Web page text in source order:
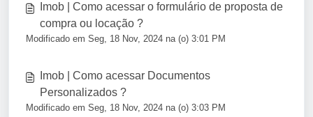
Imob | Como acessar o formulário de proposta de
compra ou locação ?
Modificado em Seg, 18 Nov, 2024 na (o) 3:01 PM
Imob | Como acessar Documentos
Personalizados ?
Modificado em Seg, 18 Nov, 2024 na (o) 3:03 PM